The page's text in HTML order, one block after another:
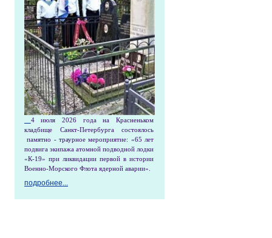
4 июля 2026 года на Красненьком
кладбище Санкт-Петербурга состоялось
памятно - траурное мероприятие: «65 лет
подвига экипажа атомной подводной лодки
«К-19» при ликвидации первой в истории
Военно-Морского Флота ядерной аварии».
подробнее...